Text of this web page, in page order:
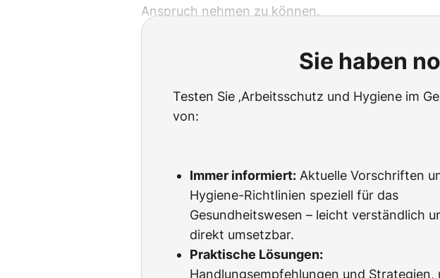
Anspruch nehmen zu können.
Sie haben
Testen Sie ‚Arbeitsschutz und Hygiene im
von:
Immer informiert: Aktuelle Vorschriften
Hygiene-Richtlinien speziell für das
Gesundheitswesen – leicht verständlich
direkt umsetzbar.
Praktische Lösungen:
Handlungsempfehlungen und Strategien,